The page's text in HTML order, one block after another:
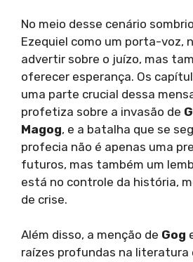
No meio desse cenário
Ezequiel como um porta-voz,
advertir sobre o juízo, mas
oferecer esperança. Os
uma parte crucial dessa
profetiza sobre a invasão de
Magog, e a batalha que se
profecia não é apenas uma
futuros, mas também um
está no controle da história,
de crise.
Além disso, a menção de Gog
raízes profundas na literatura